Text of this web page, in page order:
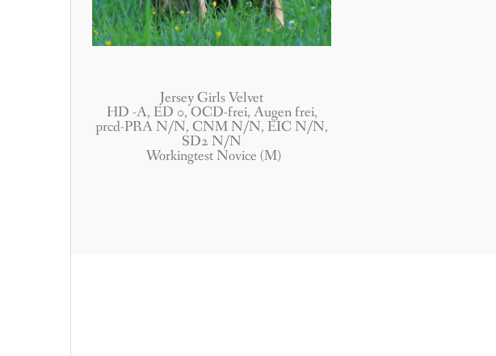
Jersey Girls Velvet
HD -A, ED 0, OCD-frei, Augen frei,
prcd-PRA N/N, CNM N/N, EIC N/N,
SD2 N/N
Workingtest Novice (M)